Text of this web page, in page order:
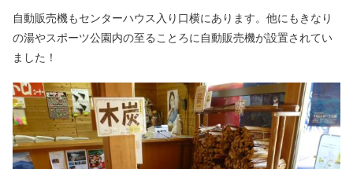
自動販売機もセンターハウス入り口横にあります。他にもきなり
の湯やスポーツ公園内の至ることろに自動販売機が設置されてい
ました！